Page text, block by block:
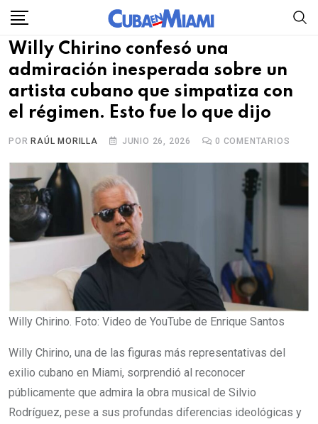
Skip
content
Willy Chirino confesó una
admiración inesperada sobre un
artista cubano que simpatiza con
el régimen. Esto fue lo que dijo
POR RAÚL MORILLA JUNIO 26, 2026 0 COMENTARIOS
Willy Chirino. Foto: Video de YouTube de Enrique Santos
Willy Chirino, una de las figuras más representativas del
exilio cubano en Miami, sorprendió al reconocer
públicamente que admira la obra musical de Silvio
Rodríguez, pese a sus profundas diferencias ideológicas y